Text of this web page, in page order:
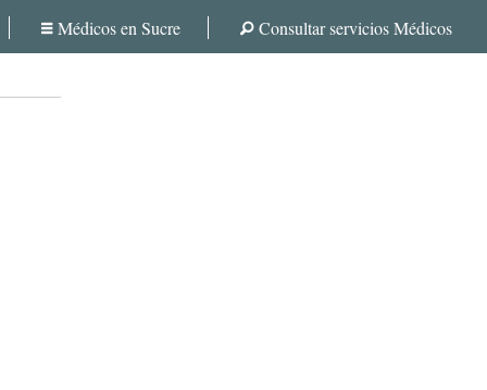
Médicos en Sucre Consultar servicios Médicos